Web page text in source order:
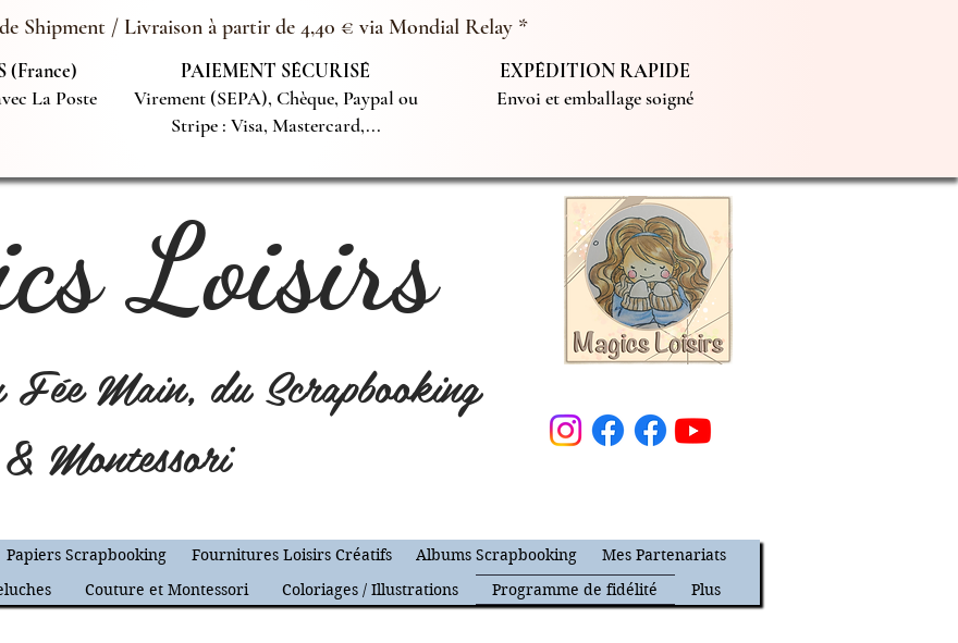
Shipment / Livraison à partir de 4,40 € via Mondial Relay *
(France)
La Poste
PAIEMENT SÉCURISÉ
Virement (SEPA), Chèque, Paypal ou
Stripe : Visa, Mastercard,...
EXPÉDITION RAPIDE
Envoi et emballage soigné
Loisirs
Main, du Scrapbooking
& Montessori
Papiers Scrapbooking Fournitures Loisirs Créatifs Albums Scrapbooking
Mes Partenariats
Couture et Montessori Coloriages / Illustrations Programme de fidélité Plus